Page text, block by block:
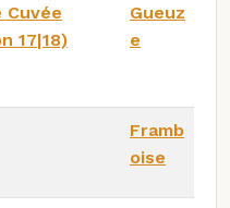
Cuvée
17|18)
Gueuz
e
Framb
oise